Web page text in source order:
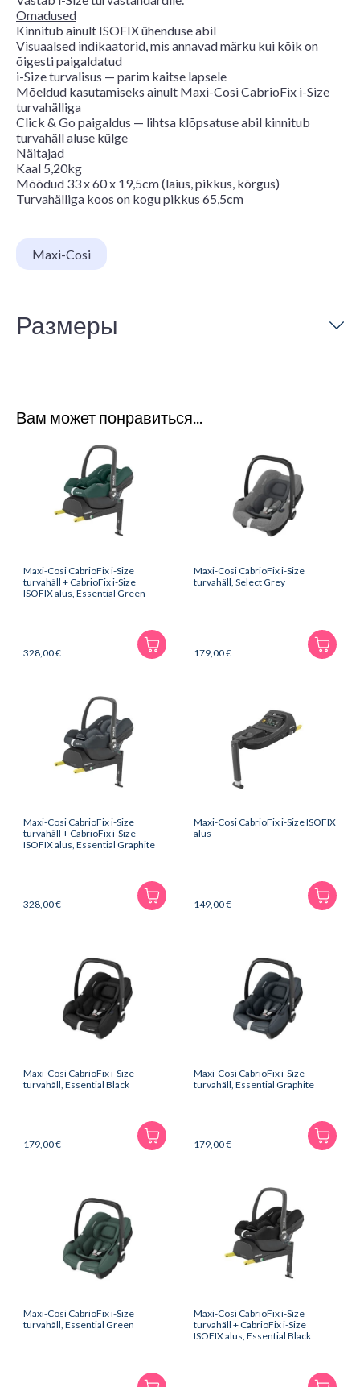
Omadused
Kinnitub ainult ISOFIX ühenduse abil
Visuaalsed indikaatorid, mis annavad märku kui kõik on
õigesti paigaldatud
i-Size turvalisus — parim kaitse lapsele
Mõeldud kasutamiseks ainult Maxi-Cosi CabrioFix i-Size
turvahälliga
Click & Go paigaldus — lihtsa klõpsatuse abil kinnitub
turvahäll aluse külge
Näitajad
Kaal 5,20kg
Mõõdud 33 x 60 x 19,5cm (laius, pikkus, kõrgus)
Turvahälliga koos on kogu pikkus 65,5cm
Maxi-Cosi
Размеры
Вам может понравиться...
Maxi-Cosi CabrioFix i-Size
turvahäll + CabrioFix i-Size
ISOFIX alus, Essential Green
328,00€
Maxi-Cosi CabrioFix i-Size
turvahäll, Select Grey
179,00€
Maxi-Cosi CabrioFix i-Size
turvahäll + CabrioFix i-Size
ISOFIX alus, Essential Graphite
328,00€
Maxi-Cosi CabrioFix i-Size ISOFIX
alus
149,00€
Maxi-Cosi CabrioFix i-Size
turvahäll, Essential Black
179,00€
Maxi-Cosi CabrioFix i-Size
turvahäll, Essential Graphite
179,00€
Maxi-Cosi CabrioFix i-Size
turvahäll, Essential Green
Maxi-Cosi CabrioFix i-Size
turvahäll + CabrioFix i-Size
ISOFIX alus, Essential Black